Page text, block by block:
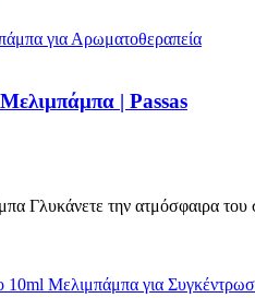
| Passas
Γλυκάνετε την ατμόσφαιρα του